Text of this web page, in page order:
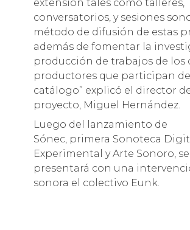
extensión tales como talleres,
conversatorios, y sesiones
método de difusión de estas
además de fomentar la
producción de trabajos de los
productores que participan del
catálogo” explicó el director
proyecto, Miguel Hernández.
Luego del lanzamiento de
Sónec, primera Sonoteca
Experimental y Arte Sonoro, se
presentará con una
sonora el colectivo Eunk.